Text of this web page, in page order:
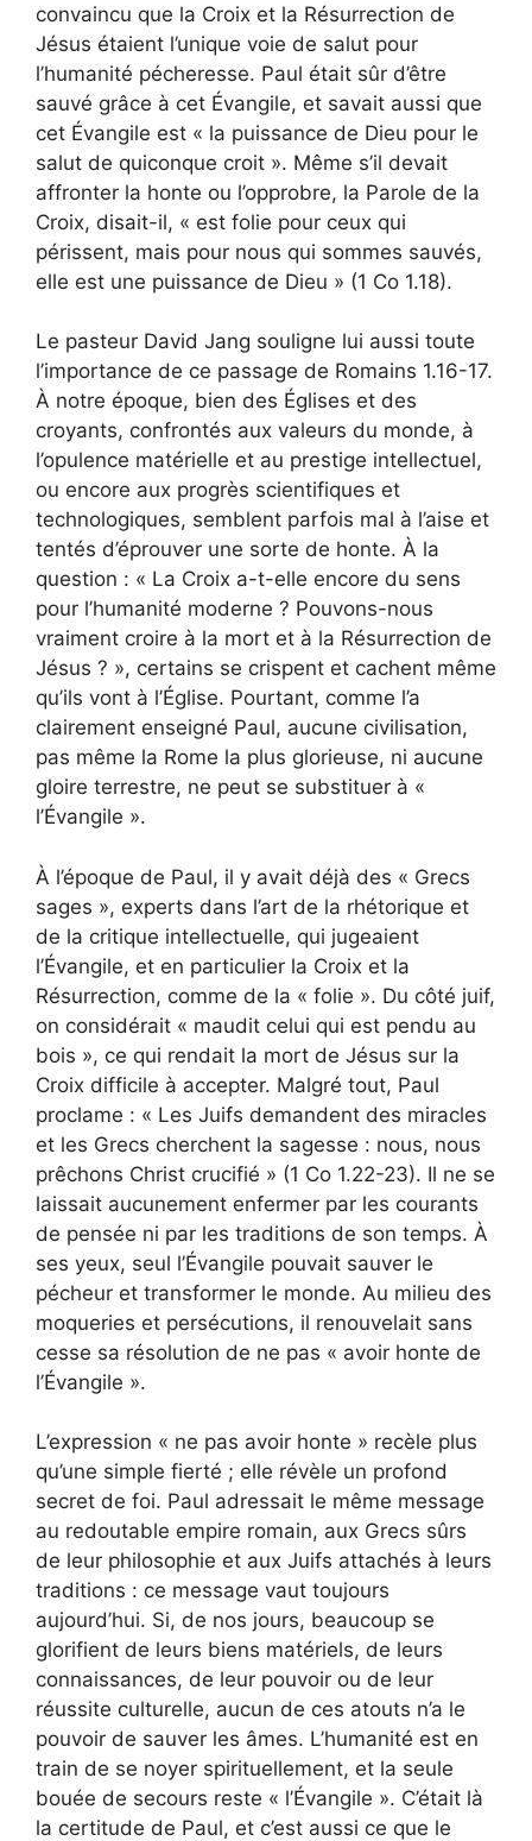
convaincu que la Croix et la Résurrection de
Jésus étaient l’unique voie de salut pour
l’humanité pécheresse. Paul était sûr d’être
sauvé grâce à cet Évangile, et savait aussi que
cet Évangile est « la puissance de Dieu pour le
salut de quiconque croit ». Même s’il devait
affronter la honte ou l’opprobre, la Parole de la
Croix, disait-il, « est folie pour ceux qui
périssent, mais pour nous qui sommes sauvés,
elle est une puissance de Dieu » (1 Co 1.18).
Le pasteur David Jang souligne lui aussi toute
l’importance de ce passage de Romains 1.16-17.
À notre époque, bien des Églises et des
croyants, confrontés aux valeurs du monde, à
l’opulence matérielle et au prestige intellectuel,
ou encore aux progrès scientifiques et
technologiques, semblent parfois mal à l’aise et
tentés d’éprouver une sorte de honte. À la
question : « La Croix a-t-elle encore du sens
pour l’humanité moderne ? Pouvons-nous
vraiment croire à la mort et à la Résurrection de
Jésus ? », certains se crispent et cachent même
qu’ils vont à l’Église. Pourtant, comme l’a
clairement enseigné Paul, aucune civilisation,
pas même la Rome la plus glorieuse, ni aucune
gloire terrestre, ne peut se substituer à «
l’Évangile ».
À l’époque de Paul, il y avait déjà des « Grecs
sages », experts dans l’art de la rhétorique et
de la critique intellectuelle, qui jugeaient
l’Évangile, et en particulier la Croix et la
Résurrection, comme de la « folie ». Du côté juif,
on considérait « maudit celui qui est pendu au
bois », ce qui rendait la mort de Jésus sur la
Croix difficile à accepter. Malgré tout, Paul
proclame : « Les Juifs demandent des miracles
et les Grecs cherchent la sagesse : nous, nous
prêchons Christ crucifié » (1 Co 1.22-23). Il ne se
laissait aucunement enfermer par les courants
de pensée ni par les traditions de son temps. À
ses yeux, seul l’Évangile pouvait sauver le
pécheur et transformer le monde. Au milieu des
moqueries et persécutions, il renouvelait sans
cesse sa résolution de ne pas « avoir honte de
l’Évangile ».
L’expression « ne pas avoir honte » recèle plus
qu’une simple fierté ; elle révèle un profond
secret de foi. Paul adressait le même message
au redoutable empire romain, aux Grecs sûrs
de leur philosophie et aux Juifs attachés à leurs
traditions : ce message vaut toujours
aujourd’hui. Si, de nos jours, beaucoup se
glorifient de leurs biens matériels, de leurs
connaissances, de leur pouvoir ou de leur
réussite culturelle, aucun de ces atouts n’a le
pouvoir de sauver les âmes. L’humanité est en
train de se noyer spirituellement, et la seule
bouée de secours reste « l’Évangile ». C’était là
la certitude de Paul, et c’est aussi ce que le